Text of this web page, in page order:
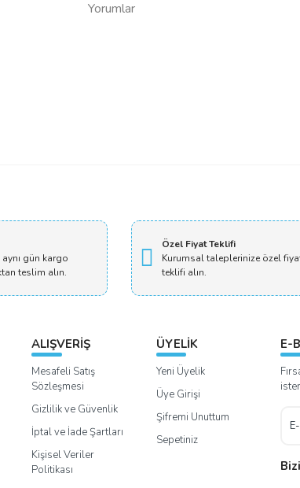
Yorumlar
gün kargo
teslim alın.
Özel Fiyat Teklifi
Kurumsal taleplerinize özel
teklifi alın.
ALIŞVERİŞ
Mesafeli Satış
Sözleşmesi
Gizlilik ve Güvenlik
İptal ve İade Şartları
Kişisel Veriler
Politikası
ÜYELİK
Yeni Üyelik
Üye Girişi
Şifremi Unuttum
Sepetiniz
E-